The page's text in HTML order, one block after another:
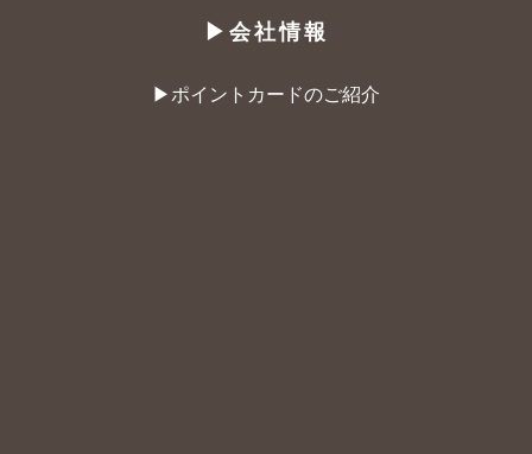
▶︎会社情報
▶︎ポイントカードのご紹介